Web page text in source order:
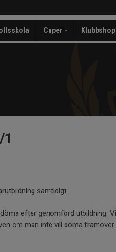
Cuper Klubbshop
samtidigt.
efter genomförd utbildning. Vi
om man inte vill döma framöver.